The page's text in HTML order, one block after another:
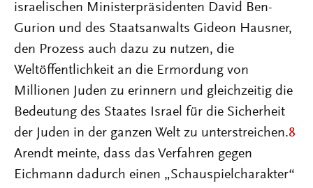
israelischen Ministerpräsidenten David Ben-
Gurion und des Staatsanwalts Gideon Hausner,
den Prozess auch dazu zu nutzen, die
Weltöffentlichkeit an die Ermordung von
Millionen Juden zu erinnern und gleichzeitig die
Bedeutung des Staates Israel für die Sicherheit
der Juden in der ganzen Welt zu unterstreichen.8
Arendt meinte, dass das Verfahren gegen
Eichmann dadurch einen „Schauspielcharakter“